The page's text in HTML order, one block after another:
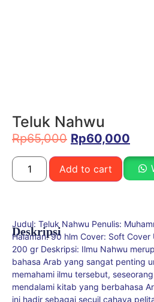
Teluk Nahwu
Rp65,000 Rp60,000
Add to cart
Deskripsi
Judul: Teluk Nahwu Penulis:
Halaman: 90 hlm Cover: Soft
200 gr Deskripsi: Ilmu Nahwu
bahasa Arab yang sangat penting
memahami ilmu tersebut,
mendalami kitab yang berbahasa
ini hadir sebagai secuil cahaya